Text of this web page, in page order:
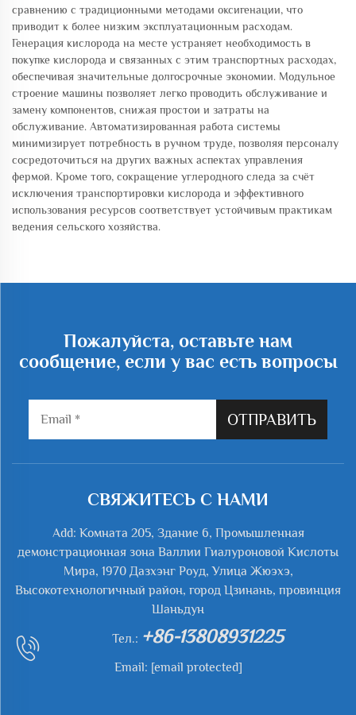
сравнению с традиционными методами оксигенации, что
приводит к более низким эксплуатационным расходам.
Генерация кислорода на месте устраняет необходимость в
покупке кислорода и связанных с этим транспортных расходах,
обеспечивая значительные долгосрочные экономии. Модульное
строение машины позволяет легко проводить обслуживание и
замену компонентов, снижая простои и затраты на
обслуживание. Автоматизированная работа системы
минимизирует потребность в ручном труде, позволяя персоналу
сосредоточиться на других важных аспектах управления
фермой. Кроме того, сокращение углеродного следа за счёт
исключения транспортировки кислорода и эффективного
использования ресурсов соответствует устойчивым практикам
ведения сельского хозяйства.
Пожалуйста, оставьте нам
сообщение, если у вас есть вопросы
ОТПРАВИТЬ
СВЯЖИТЕСЬ С НАМИ
Add: Комната 205, Здание 6, Промышленная
демонстрационная зона Валлии Гиалуроновой Кислоты
Мира, 1970 Дазхэнг Роуд, Улица Жюэхэ,
Высокотехнологичный район, город Цзинань, провинция
Шаньдун
Тел.: +86-13808931225
Email: [email protected]